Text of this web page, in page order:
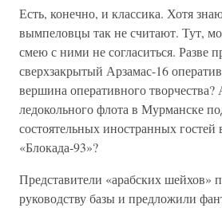
Есть, конечно, и классика. Хотя
вымпеловцы так не считают. Тут,
смею с ними не согласиться. Разве
сверхзакрытый Арзамас-16
вершина оперативного творчества?
ледокольного флота в Мурманске
состоятельных иностранных гостей
«Блокада-93»?
Представители «арабских шейхов»
руководству базы и предложили